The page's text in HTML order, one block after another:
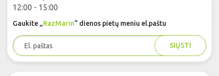
12:00 - 15:00
Gaukite „RazMarin“ dienos pietų meniu el.paštu
SIŲSTI